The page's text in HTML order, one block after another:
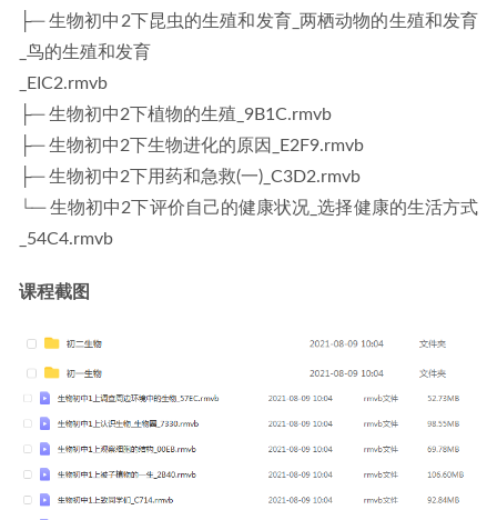
├─ 生物初中2下昆虫的生殖和发育_两栖动物的生殖和发育
_鸟的生殖和发育
_EIC2.rmvb
├─ 生物初中2下植物的生殖_9B1C.rmvb
├─ 生物初中2下生物进化的原因_E2F9.rmvb
├─ 生物初中2下用药和急救(一)_C3D2.rmvb
└─ 生物初中2下评价自己的健康状况_选择健康的生活方式
_54C4.rmvb
课程截图